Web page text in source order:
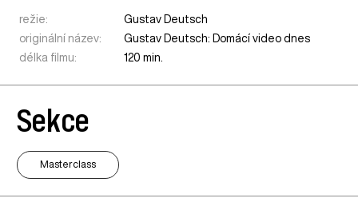
režie:
Gustav Deutsch
originální název:
Gustav Deutsch: Domácí video dnes
délka filmu:
120 min.
Sekce
Masterclass